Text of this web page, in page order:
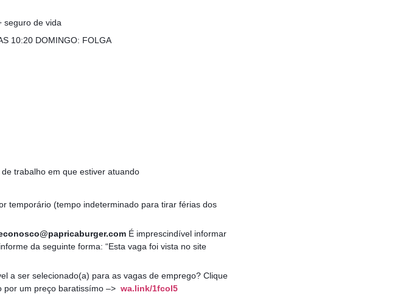
seguro de vida
10:20 DOMINGO: FOLGA
trabalho em que estiver atuando
temporário (tempo indeterminado para tirar férias dos
É imprescindível informar
da seguinte forma: “Esta vaga foi vista no site
a ser selecionado(a) para as vagas de emprego? Clique
por um preço baratissímo –> wa.link/1fcol5